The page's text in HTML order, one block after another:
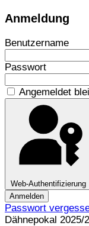
Anmeldung
Benutzername
Passwort
Angemeldet
Web-Authentifizierung
Anmelden
Passwort
Dähnepokal 2025/